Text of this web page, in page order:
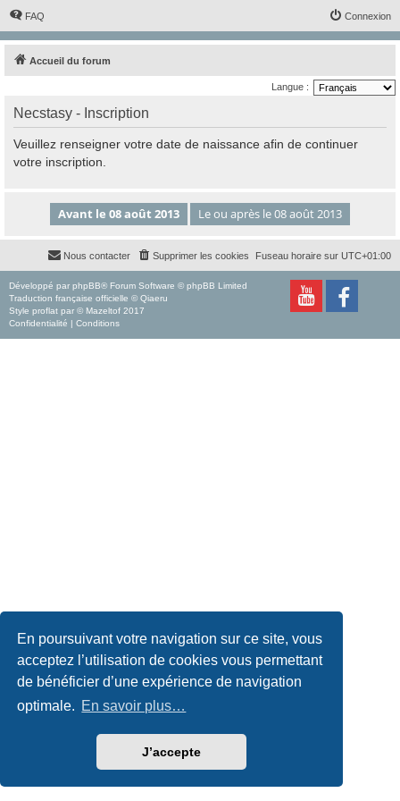
En poursuivant votre navigation sur ce site, vous
acceptez l’utilisation de cookies vous permettant
de bénéficier d’une expérience de navigation
optimale. En savoir plus…
J’accepte
FAQ Connexion
Accueil du forum
Langue :
Necstasy - Inscription
Veuillez renseigner votre date de naissance afin de continuer
votre inscription.
Fuseau horaire sur UTC+01:00
Supprimer les cookies
Nous contacter
Développé par phpBB® Forum Software © phpBB Limited
Traduction française officielle © Qiaeru
Style proflat par © Mazeltof 2017
Confidentialité
Conditions